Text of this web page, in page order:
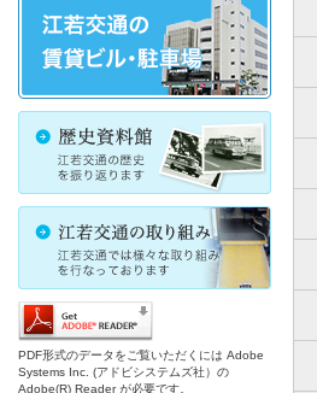
PDF形式のデータをご覧いただくには Adobe
Systems Inc. (アドビシステムズ社）の
Adobe(R) Reader が必要です。